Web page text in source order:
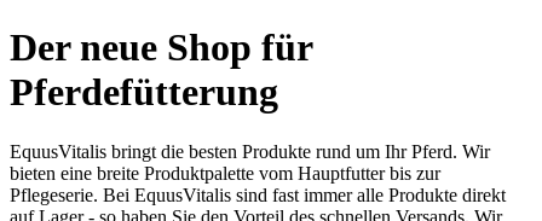
Der neue Shop für
Pferdefütterung
EquusVitalis bringt die besten Produkte rund um Ihr Pferd. Wir
bieten eine breite Produktpalette vom Hauptfutter bis zur
Pflegeserie. Bei EquusVitalis sind fast immer alle Produkte direkt
auf Lager - so haben Sie den Vorteil des schnellen Versands. Wir